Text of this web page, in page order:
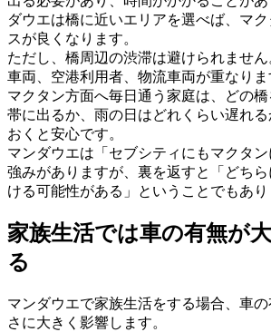
ダウエは橋に近いエリアを選べば、マ
スが良くなります。
ただし、橋周辺の渋滞は避けられませ
車両、空港利用者、物流車両が重なりま
マクタン方面へ毎日通う家庭は、どの
帯に出るか、雨の日はどれくらい遅れ
おくと安心です。
マンダウエは「セブシティにもマクタ
強みがありますが、裏を返すと「どち
ける可能性がある」ということでもあり
家族生活では車の有無が
る
マンダウエで家族生活をする場合、車
さに大きく影響します。